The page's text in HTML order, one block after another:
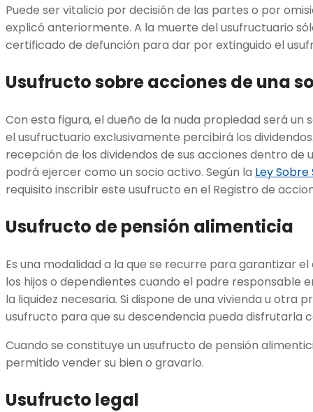
Puede ser vitalicio por decisión de las partes o por
explicó anteriormente. A la muerte del usufructuario
certificado de defunción para dar por extinguido el
Usufructo sobre acciones de una
Con esta figura, el dueño de la nuda propiedad será
el usufructuario exclusivamente percibirá los
recepción de los dividendos de sus acciones dentro de
podrá ejercer como un socio activo. Según la Ley
requisito inscribir este usufructo en el Registro de
Usufructo de pensión alimenticia
Es una modalidad a la que se recurre para garantizar
los hijos o dependientes cuando el padre responsable
la liquidez necesaria. Si dispone de una vivienda u otra
usufructo para que su descendencia pueda disfrutarla
Cuando se constituye un usufructo de pensión
permitido vender su bien o gravarlo.
Usufructo legal